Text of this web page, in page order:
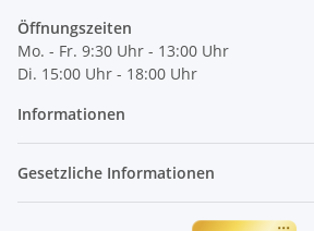
Öffnungszeiten
Mo. - Fr. 9:30 Uhr - 13:00 Uhr
Di. 15:00 Uhr - 18:00 Uhr
Informationen
Gesetzliche Informationen